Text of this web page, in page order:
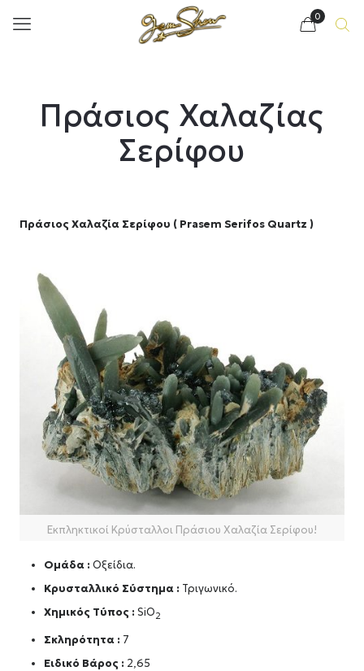
0
Πράσιος Χαλαζίας
Σερίφου
Πράσιος Χαλαζία Σερίφου ( Prasem Serifos Quartz )
Εκπληκτικοί Κρύσταλλοι Πράσιου Χαλαζία Σερίφου!
Ομάδα : Οξείδια.
Κρυσταλλικό Σύστημα : Τριγωνικό.
Χημικός Τύπος : SiO2
Σκληρότητα : 7
Ειδικό Βάρος : 2,65